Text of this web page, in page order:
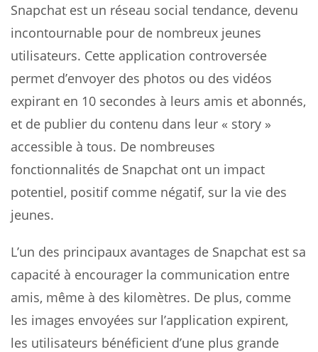
Snapchat est un réseau social tendance, devenu
incontournable pour de nombreux jeunes
utilisateurs. Cette application controversée
permet d’envoyer des photos ou des vidéos
expirant en 10 secondes à leurs amis et abonnés,
et de publier du contenu dans leur « story »
accessible à tous. De nombreuses
fonctionnalités de Snapchat ont un impact
potentiel, positif comme négatif, sur la vie des
jeunes.
L’un des principaux avantages de Snapchat est sa
capacité à encourager la communication entre
amis, même à des kilomètres. De plus, comme
les images envoyées sur l’application expirent,
les utilisateurs bénéficient d’une plus grande